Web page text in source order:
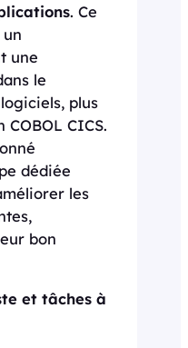
. Ce
une
le
plus
CICS.
dédiée
les
bon
et tâches à